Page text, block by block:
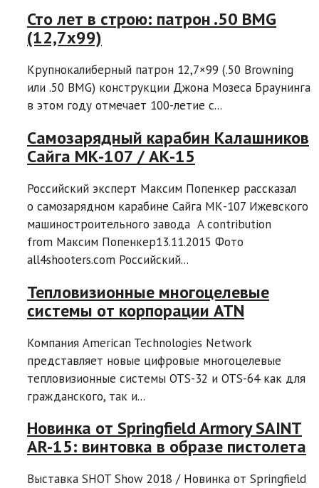
Сто лет в строю: патрон .50 BMG
(12,7х99)
Крупнокалиберный патрон 12,7×99 (.50 Browning
или .50 BMG) конструкции Джона Мозеса Браунинга
в этом году отмечает 100-летие с...
Самозарядный карабин Калашников
Сайга МК-107 / АК-15
Российский эксперт Максим Попенкер рассказал
о самозарядном карабине Сайга МК-107 Ижевского
машиностроительного завода A contribution
from Максим Попенкер13.11.2015 Фото
all4shooters.com Российский...
Тепловизионные многоцелевые
системы от корпорации ATN
Компания American Technologies Network
представляет новые цифровые многоцелевые
тепловизионные системы OTS-32 и OTS-64 как для
гражданского, так и...
Новинка от Springfield Armory SAINT
AR-15: винтовка в образе пистолета
Выставка SHOT Show 2018 / Новинка от Springfield